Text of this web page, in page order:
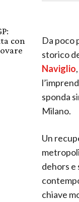
con
Da poco
storico
Naviglio
sponda
Milano.
Un
dehors e
chiave